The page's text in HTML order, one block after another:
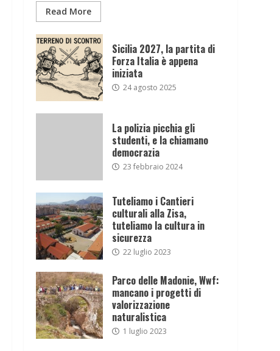
Read More
Sicilia 2027, la partita di
Forza Italia è appena
iniziata
24 agosto 2025
La polizia picchia gli
studenti, e la chiamano
democrazia
23 febbraio 2024
Tuteliamo i Cantieri
culturali alla Zisa,
tuteliamo la cultura in
sicurezza
22 luglio 2023
Parco delle Madonie, Wwf:
mancano i progetti di
valorizzazione
naturalistica
1 luglio 2023